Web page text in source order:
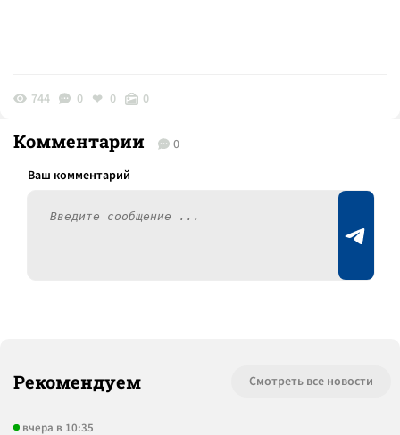
744 0 0 0
Комментарии 0
Рекомендуем Смотреть все новости
вчера в 10:35